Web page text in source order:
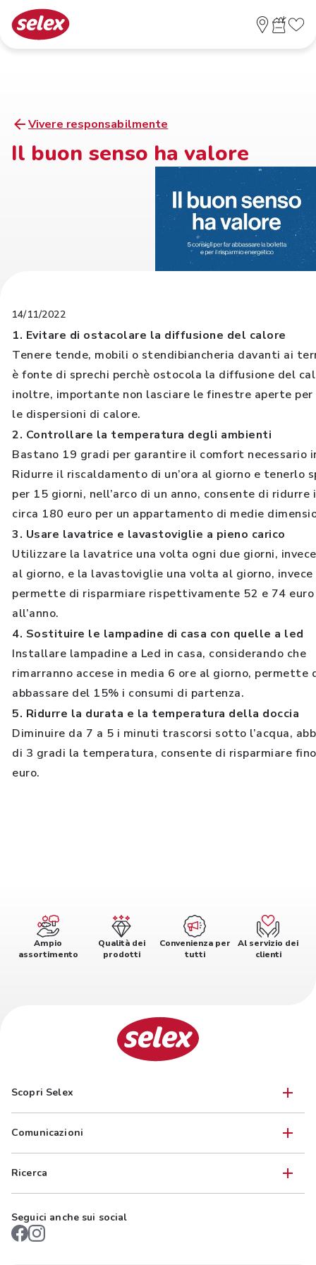
Vivere responsabilmente
Il buon senso ha valore
14/11/2022
1. Evitare di ostacolare la diffusione del calore
Tenere tende, mobili o stendibiancheria davanti ai
è fonte di sprechi perchè ostocola la diffusione del
inoltre, importante non lasciare le finestre aperte
le dispersioni di calore.
2. Controllare la temperatura degli ambienti
Bastano 19 gradi per garantire il comfort necessario
Ridurre il riscaldamento di un’ora al giorno e tenerlo
per 15 giorni, nell’arco di un anno, consente di ridurre
circa 180 euro per un appartamento di medie
3. Usare lavatrice e lavastoviglie a pieno carico
Utilizzare la lavatrice una volta ogni due giorni,
al giorno, e la lavastoviglie una volta al giorno, invece
permette di risparmiare rispettivamente 52 e 74 euro
all’anno.
4. Sostituire le lampadine di casa con quelle a led
Installare lampadine a Led in casa, considerando che
rimarranno accese in media 6 ore al giorno, permette
abbassare del 15% i consumi di partenza.
5. Ridurre la durata e la temperatura della doccia
Diminuire da 7 a 5 i minuti trascorsi sotto l’acqua,
di 3 gradi la temperatura, consente di risparmiare
euro.
Ampio
assortimento
Qualità dei
prodotti
Convenienza per
tutti
Al servizio dei
clienti
Scopri Selex
Comunicazioni
Ricerca
Seguici anche sui social